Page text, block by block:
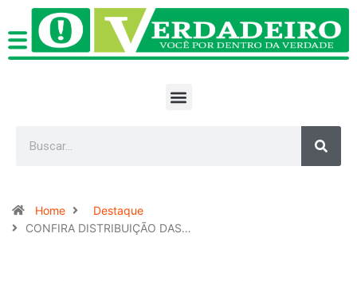
Home
Destaque
CONFIRA DISTRIBUIÇÃO DAS…